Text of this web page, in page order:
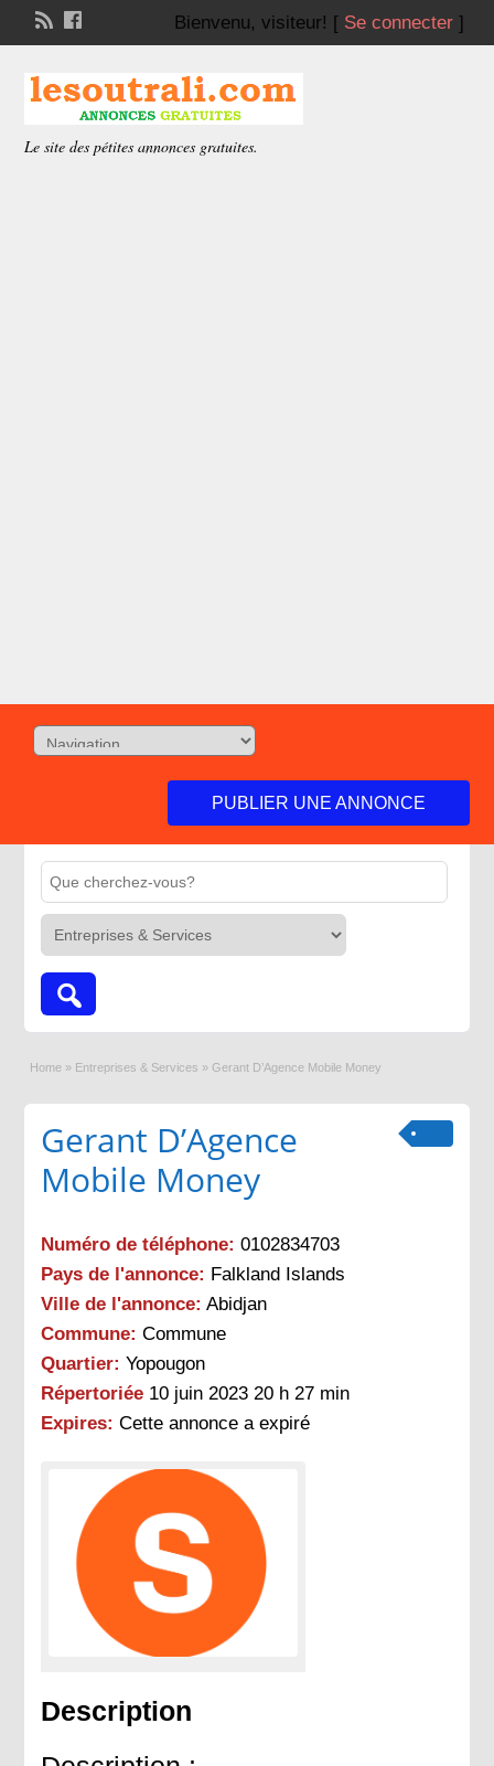
Bienvenu, visiteur! [ Se connecter]
Le site des pétites annonces gratuites.
PUBLIER UNE ANNONCE
Home » Entreprises & Services » Gerant D’Agence Mobile Money
Gerant D’Agence
Mobile Money
Numéro de téléphone: 0102834703
Pays de l'annonce: Falkland Islands
Ville de l'annonce: Abidjan
Commune: Commune
Quartier: Yopougon
Répertoriée 10 juin 2023 20 h 27 min
Expires: Cette annonce a expiré
Description